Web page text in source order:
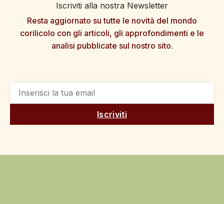
Iscriviti alla nostra Newsletter
Resta aggiornato su tutte le novità del mondo
corilicolo con gli articoli, gli approfondimenti e le
analisi pubblicate sul nostro sito.
Iscriviti